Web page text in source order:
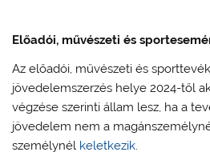
Előadói, művészeti és
Az előadói, művészeti és
jövedelemszerzés helye 2024-től
végzése szerinti állam lesz, ha a
jövedelem nem a
személynél keletkezik